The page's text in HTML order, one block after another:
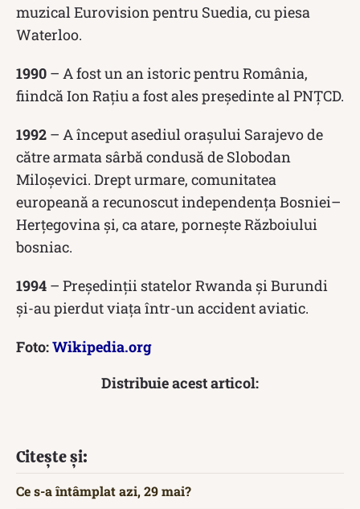
muzical Eurovision pentru Suedia, cu piesa
Waterloo.
1990 – A fost un an istoric pentru România,
fiindcă Ion Rațiu a fost ales președinte al PNȚCD.
1992 – A început asediul orașului Sarajevo de
către armata sârbă condusă de Slobodan
Miloșevici. Drept urmare, comunitatea
europeană a recunoscut independența Bosniei–
Herțegovina și, ca atare, pornește Războiului
bosniac.
1994 – Președinții statelor Rwanda și Burundi
și-au pierdut viața într-un accident aviatic.
Foto:Wikipedia.org
Distribuie acest articol:
Citește și:
Ce s-a întâmplat azi, 29 mai?